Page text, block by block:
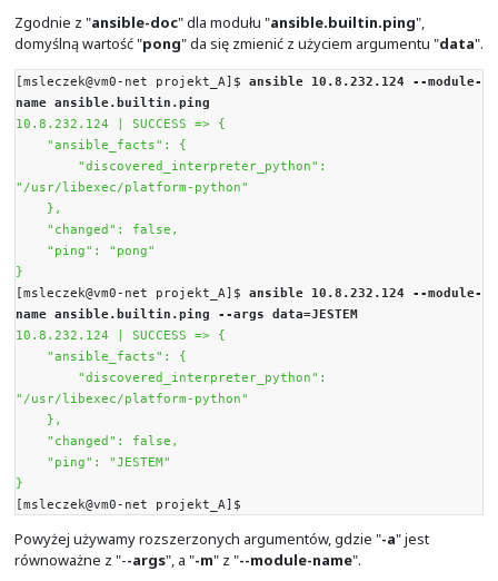
sposób należy posługiwać się danym modułem,
poleceniem "ansible-doc".
Przykład informacji jakie udostępnia dla zadanego
poniżej:
[msleczek@vm0-net projekt_A]$ ansible-doc
ansible.builtin.ping
> ANSIBLE.BUILTIN.PING (/usr/lib/python3.12/
packages/ansible/modules/ping.py)
A trivial test module, this module always
`pong' on successful contact. It does not make
in playbooks, but it is useful from
`/usr/bin/ansible' to verify the ability to
usable
Python is configured. This is NOT ICMP
just a trivial test module that requires Python
the remote-node. For Windows targets, use
[ansible.windows.win_ping] module instead. For
targets, use the
instead.